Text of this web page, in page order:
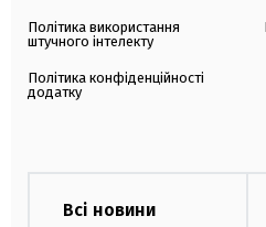
Політика використання
штучного інтелекту
Політика конфіденційності
додатку
Всі новини